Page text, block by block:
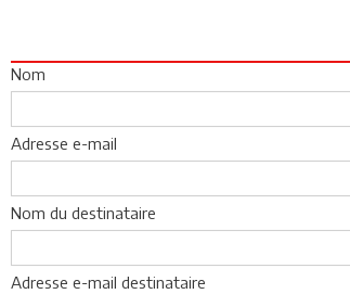
Nom
Adresse e-mail
Nom du destinataire
Adresse e-mail destinataire